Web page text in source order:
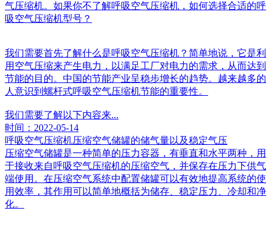
气压缩机。如果你不了解呼吸空气压缩机，如何选择合适的呼
吸空气压缩机型号？
我们需要首先了解什么是呼吸空气压缩机？简单地说，它是利
用空气压缩来产生电力，以满足工厂对电力的需求，从而达到
节能的目的。中国的节能产业呈稳步增长的趋势。越来越多的
人意识到螺杆式呼吸空气压缩机节能的重要性。
我们需要了解以下内容来...
时间：2022-05-14
呼吸空气压缩机压缩空气储罐的储气量以及稳定气压
压缩空气储罐是一种简单的压力容器，有垂直和水平两种，用
于接收来自呼吸空气压缩机的压缩空气，并保存在压力下供气
端使用。在压缩空气系统中配置储罐可以有效地提高系统的使
用效率，其作用可以简单地概括为储存、稳定压力、冷却和净
化。